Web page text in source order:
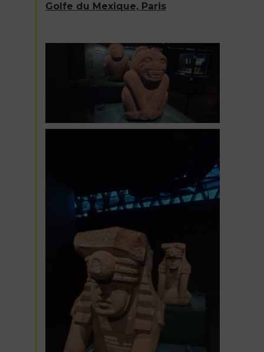
Golfe du Mexique, Paris